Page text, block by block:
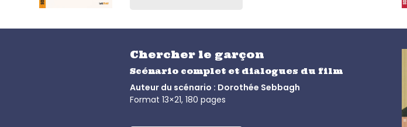
Chercher le garçon
Scénario complet et dialogues du film
Auteur du scénario : Dorothée Sebbagh
Format 13×21, 180 pages